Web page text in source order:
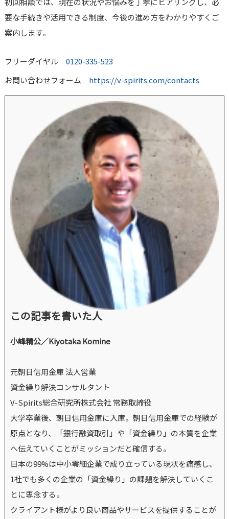
要な手続きや活用できる制度、今後の進め方をわかりやすくご
案内します。
フリーダイヤル 0120-335-523
お問い合わせフォーム https://v-spirits.com/contacts
この記事を書いた人
小峰精公／Kiyotaka Komine
元朝日信用金庫 法人営業
資金繰り解決コンサルタント
V-Spirits総合研究所株式会社 常務取締役
大学卒業後、朝日信用金庫に入庫。朝日信用金庫での経験が
原点となり、「銀行融資取引」や「資金繰り」の本質を企業
へ伝えていくことがミッションだと確信する。
日本の99%は中小零細企業で成り立っている現状を痛感し、
1社でも多くの企業の「資金繰り」の課題を解決していくこ
とに専念する。
クライアント様がより良い商品やサービスを提供することが